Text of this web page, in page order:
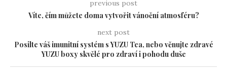
previous post
Víte, čím můžete doma vytvořit vánoční atmosféru?
next post
Posilte váš imunitní systém s YUZU Tea, nebo věnujte zdravé
YUZU boxy skvělé pro zdraví i pohodu duše